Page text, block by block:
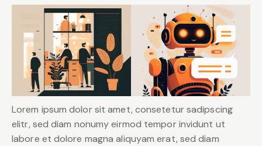
Lorem ipsum dolor sit amet, consetetur sadipscing
elitr, sed diam nonumy eirmod tempor invidunt ut
labore et dolore magna aliquyam erat, sed diam